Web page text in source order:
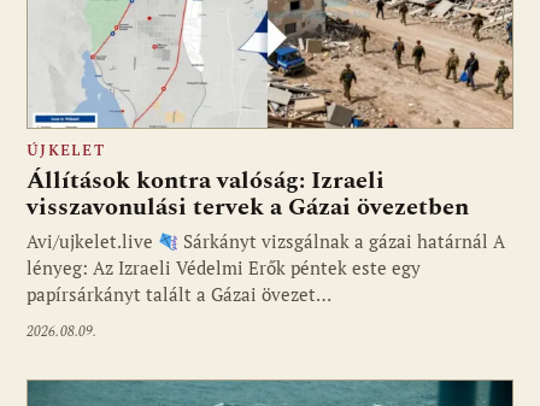
ÚJKELET
Állítások kontra valóság: Izraeli
visszavonulási tervek a Gázai övezetben
Avi/ujkelet.live
Sárkányt vizsgálnak a gázai határnál A
lényeg: Az Izraeli Védelmi Erők péntek este egy
papírsárkányt talált a Gázai övezet…
2026.08.09.